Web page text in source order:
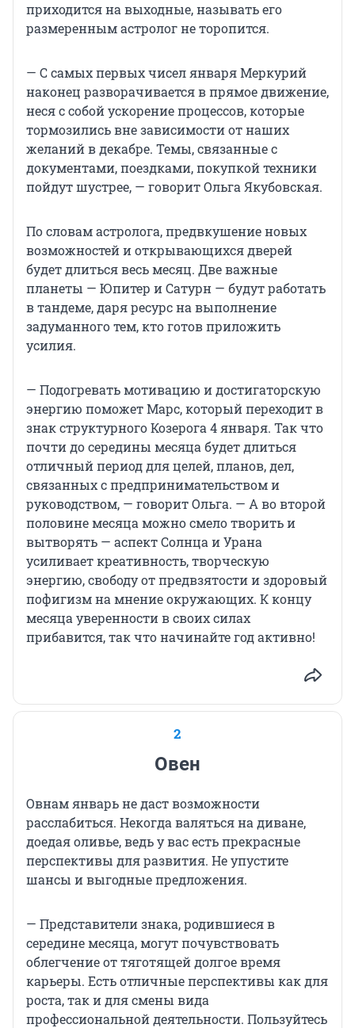
приходится на выходные, называть его
размеренным астролог не торопится.
— С самых первых чисел января Меркурий
наконец разворачивается в прямое движение,
неся с собой ускорение процессов, которые
тормозились вне зависимости от наших
желаний в декабре. Темы, связанные с
документами, поездками, покупкой техники
пойдут шустрее, — говорит Ольга Якубовская.
По словам астролога, предвкушение новых
возможностей и открывающихся дверей
будет длиться весь месяц. Две важные
планеты — Юпитер и Сатурн — будут работать
в тандеме, даря ресурс на выполнение
задуманного тем, кто готов приложить
усилия.
— Подогревать мотивацию и достигаторскую
энергию поможет Марс, который переходит в
знак структурного Козерога 4 января. Так что
почти до середины месяца будет длиться
отличный период для целей, планов, дел,
связанных с предпринимательством и
руководством, — говорит Ольга. — А во второй
половине месяца можно смело творить и
вытворять — аспект Солнца и Урана
усиливает креативность, творческую
энергию, свободу от предвзятости и здоровый
пофигизм на мнение окружающих. К концу
месяца уверенности в своих силах
прибавится, так что начинайте год активно!
2
Овен
Овнам январь не даст возможности
расслабиться. Некогда валяться на диване,
доедая оливье, ведь у вас есть прекрасные
перспективы для развития. Не упустите
шансы и выгодные предложения.
— Представители знака, родившиеся в
середине месяца, могут почувствовать
облегчение от тяготящей долгое время
карьеры. Есть отличные перспективы как для
роста, так и для смены вида
профессиональной деятельности. Пользуйтесь